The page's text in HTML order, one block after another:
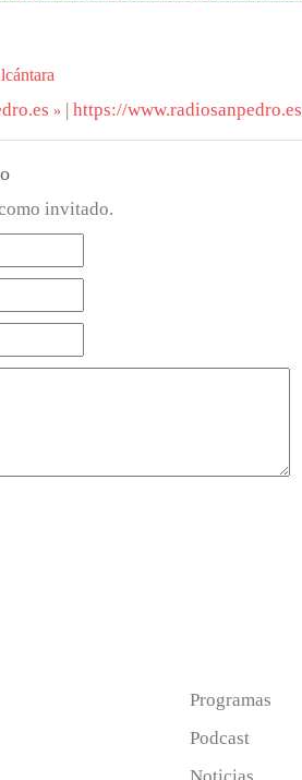
| https://www.radiosanpedro.es
invitado.
Programas
Podcast